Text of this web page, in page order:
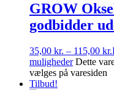
GROW
godbidder
35,00 kr. – 115,00 kr.
muligheder Dette
vælges på varesiden
Tilbud!